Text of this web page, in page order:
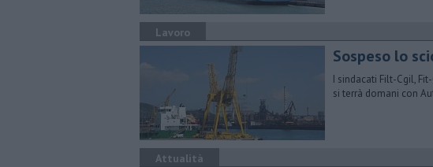
Lavoro
Sospeso lo
I sindacati Filt-Cgil,
si terrà domani con
Attualità